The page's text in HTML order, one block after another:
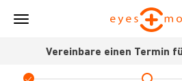
Skip
contentVereinbare einen Termin